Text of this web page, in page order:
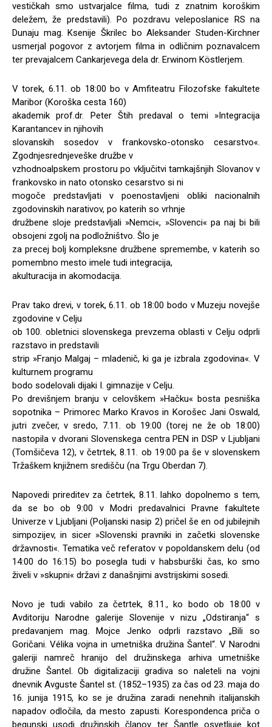
vestičkah smo ustvarjalce filma, tudi z znatnim koroškim
deležem, že predstavili). Po pozdravu veleposlanice RS na
Dunaju mag. Ksenije Škrilec bo Aleksander Studen-Kirchner
usmerjal pogovor z avtorjem filma in odličnim poznavalcem
ter prevajalcem Cankarjevega dela dr. Erwinom Köstlerjem.
V torek, 6.11. ob 18:00 bo v Amfiteatru Filozofske fakultete
Maribor (Koroška cesta 160)
akademik prof.dr. Peter Štih predaval o temi »Integracija
Karantancev in njihovih
slovanskih sosedov v frankovsko-otonsko cesarstvo«.
Zgodnjesrednjeveške družbe v
vzhodnoalpskem prostoru po vključitvi tamkajšnjih Slovanov v
frankovsko in nato otonsko cesarstvo si ni
mogoče predstavljati v poenostavljeni obliki nacionalnih
zgodovinskih narativov, po katerih so vrhnje
družbene sloje predstavljali »Nemci«, »Slovenci« pa naj bi bili
obsojeni zgolj na podložništvo. Šlo je
za precej bolj kompleksne družbene spremembe, v katerih so
pomembno mesto imele tudi integracija,
akulturacija in akomodacija.
Prav tako drevi, v torek, 6.11. ob 18:00 bodo v Muzeju novejše
zgodovine v Celju
ob 100. obletnici slovenskega prevzema oblasti v Celju odprli
razstavo in predstavili
strip »Franjo Malgaj – mladenič, ki ga je izbrala zgodovina«. V
kulturnem programu
bodo sodelovali dijaki I. gimnazije v Celju.
Po drevišnjem branju v celovškem »Hačku« bosta pesniška
sopotnika – Primorec Marko Kravos in Korošec Jani Oswald,
jutri zvečer, v sredo, 7.11. ob 19:00 (torej ne že ob 18:00)
nastopila v dvorani Slovenskega centra PEN in DSP v Ljubljani
(Tomšičeva 12), v četrtek, 8.11. ob 19:00 pa še v slovenskem
Tržaškem knjižnem središču (na Trgu Oberdan 7).
Napovedi prireditev za četrtek, 8.11. lahko dopolnemo s tem,
da se bo ob 9:00 v Modri predavalnici Pravne fakultete
Univerze v Ljubljani (Poljanski nasip 2) pričel še en od jubilejnih
simpozijev, in sicer »Slovenski pravniki in začetki slovenske
državnosti«. Tematika več referatov v popoldanskem delu (od
14:00 do 16:15) bo posegla tudi v habsburški čas, ko smo
živeli v »skupni« državi z današnjimi avstrijskimi sosedi.
Novo je tudi vabilo za četrtek, 8.11., ko bodo ob 18:00 v
Avditoriju Narodne galerije Slovenije v nizu „Odstiranja“ s
predavanjem mag. Mojce Jenko odprli razstavo „Bili so
Goričani. Vélika vojna in umetniška družina Šantel“. V Narodni
galeriji namreč hranijo del družinskega arhiva umetniške
družine Šantel. Ob digitalizaciji gradiva so naleteli na vojni
dnevnik Avguste Šantel st. (1852–1935) za čas od 23. maja do
16. junija 1915, ko se je družina zaradi nenehnih italijanskih
napadov odločila, da mesto zapusti. Korespondenca priča o